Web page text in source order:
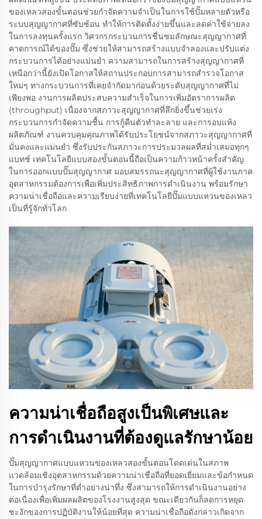
ของเหลวสองขั้นตอนช่วยกำจัดความจำเป็นในการใช้ปั๊มหลายตัวหรือ
ระบบสุญญากาศที่ซับซ้อน ทำให้การติดตั้งง่ายขึ้นและลดค่าใช้จ่ายลง
ในการลงทุนครั้งแรก วิศวกรกระบวนการชื่นชมลักษณะสุญญากาศที่
คาดการณ์ได้ของปั๊ม ซึ่งช่วยให้สามารถสร้างแบบจำลองและปรับแต่ง
กระบวนการได้อย่างแม่นยำ ความสามารถในการสร้างสุญญากาศที่
เหนือกว่านี้ยังเปิดโอกาสให้สถานประกอบการสามารถสำรวจโอกาส
ใหม่ๆ ทางกระบวนการที่เคยจำกัดมาก่อนด้วยระดับสุญญากาศที่ไม่
เพียงพอ งานการผลิตประสบความสำเร็จในการเพิ่มอัตราการผลิต
(throughput) เนื่องจากสภาวะสุญญากาศที่ลึกยิ่งขึ้นช่วยเร่ง
กระบวนการกำจัดความชื้น การกู้คืนตัวทำละลาย และการอบแห้ง
ผลิตภัณฑ์ งานควบคุมคุณภาพได้รับประโยชน์จากสภาวะสุญญากาศที่
มั่นคงและแม่นยำ ซึ่งรับประกันสภาวะการประมวลผลที่สม่ำเสมอทุกๆ
แบทช์ เทคโนโลยีแบบสองขั้นตอนนี้ถือเป็นความก้าวหน้าครั้งสำคัญ
ในการออกแบบปั๊มสุญญากาศ มอบสมรรถนะสุญญากาศที่ผู้ใช้งานภาค
อุตสาหกรรมต้องการเพื่อเพิ่มประสิทธิภาพการดำเนินงาน พร้อมรักษา
ความน่าเชื่อถือและความเรียบง่ายที่เทคโนโลยีปั๊มแบบแหวนของเหลว
เป็นที่รู้จักทั่วโลก
ความน่าเชื่อถือสูงเป็นพิเศษและ
การดำเนินงานที่ต้องดูแลรักษาน้อย
ปั๊มสุญญากาศแบบแหวนของเหลวสองขั้นตอนโดดเด่นในสภาพ
แวดล้อมเชิงอุตสาหกรรมด้วยความน่าเชื่อถือที่ยอดเยี่ยมและข้อกำหนด
ในการบำรุงรักษาที่ต่ำอย่างน่าทึ่ง ซึ่งสามารถให้การดำเนินงานอย่าง
ต่อเนื่องเพื่อเพิ่มผลผลิตของโรงงานสูงสุด ขณะเดียวกันก็ลดการหยุด
ชะงักของการปฏิบัติงานให้น้อยที่สุด ความน่าเชื่อถือดังกล่าวเกิดจาก